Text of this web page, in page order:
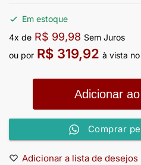
Em estoque
4x de R$ 99,98 Sem Juros
ou por R$ 319,92 à vista no
Adicionar
Comprar
Adicionar a lista de desejos